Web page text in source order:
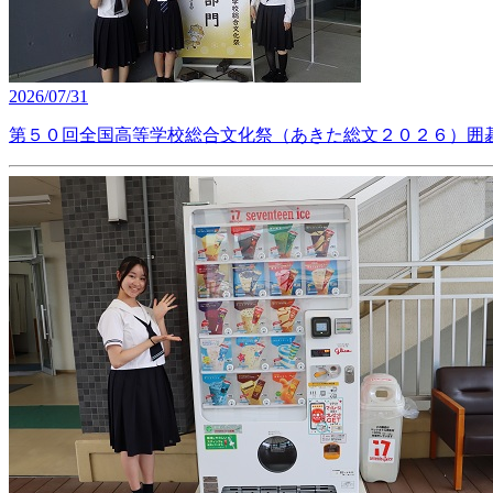
2026/07/31
第５０回全国高等学校総合文化祭（あきた総文２０２６）囲